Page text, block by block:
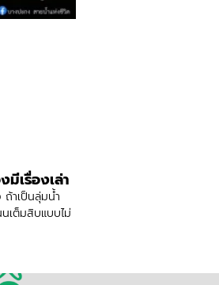
เรื่องเล่า
าเป็นลุ่มน้ำ
เต็มสิบแบบไม่